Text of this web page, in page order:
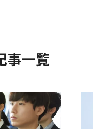
事一覧